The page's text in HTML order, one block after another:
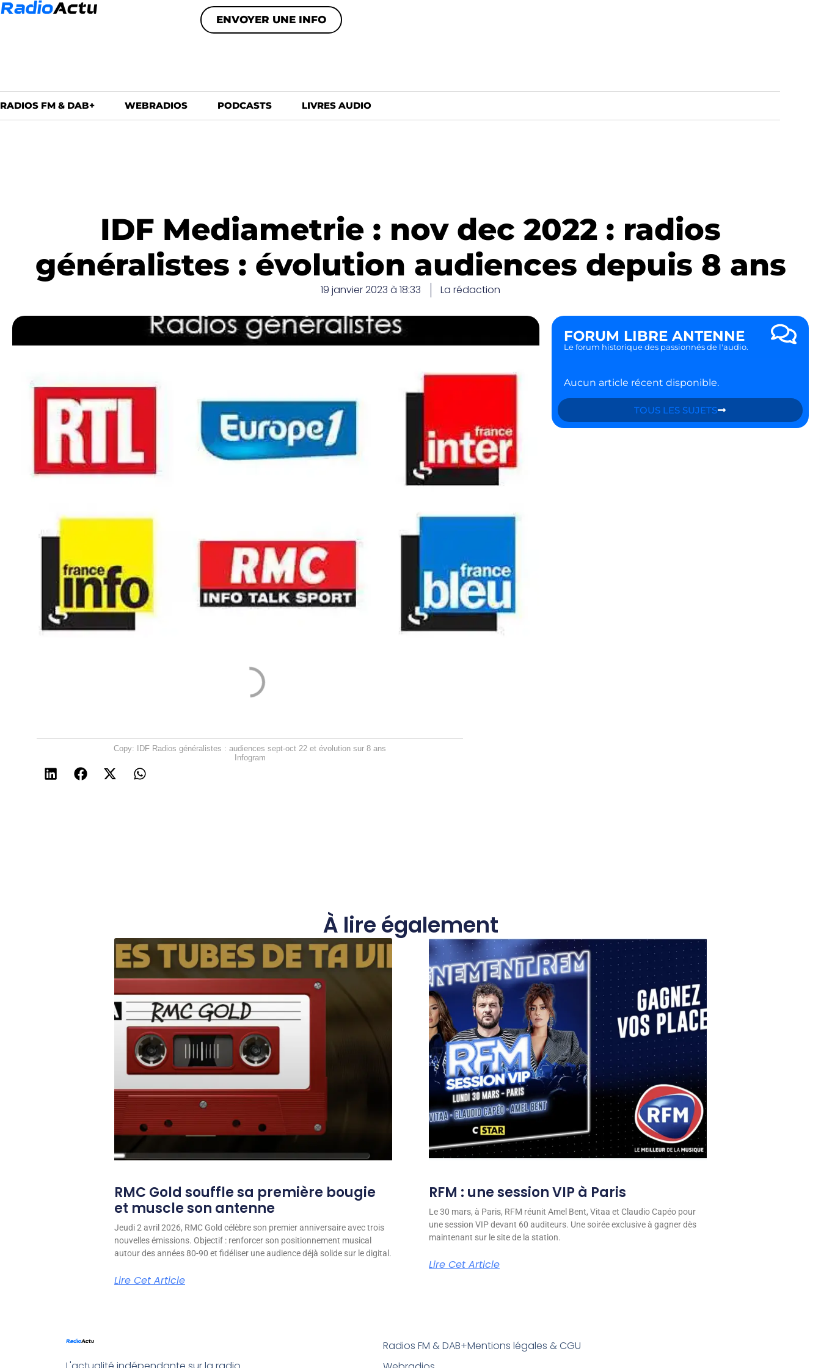
ENVOYER UNE INFO
RADIOS FM & DAB+ WEBRADIOS PODCASTS LIVRES AUDIO
IDF Mediametrie : nov dec 2022 : radios
généralistes : évolution audiences depuis 8 ans
19 janvier 2023 à 18:33 La rédaction
Copy: IDF Radios généralistes : audiences sept-oct 22 et évolution sur 8 ans
Infogram
FORUM LIBRE ANTENNE
Le forum historique des passionnés de l'audio.
Aucun article récent disponible.
TOUS LES SUJETS
À lire également
RMC Gold souffle sa première bougie
et muscle son antenne
Jeudi 2 avril 2026, RMC Gold célèbre son premier anniversaire avec trois
nouvelles émissions. Objectif : renforcer son positionnement musical
autour des années 80-90 et fidéliser une audience déjà solide sur le digital.
Lire Cet Article
RFM : une session VIP à Paris
Le 30 mars, à Paris, RFM réunit Amel Bent, Vitaa et Claudio Capéo pour
une session VIP devant 60 auditeurs. Une soirée exclusive à gagner dès
maintenant sur le site de la station.
Lire Cet Article
Radios FM & DAB+Mentions légales & CGU